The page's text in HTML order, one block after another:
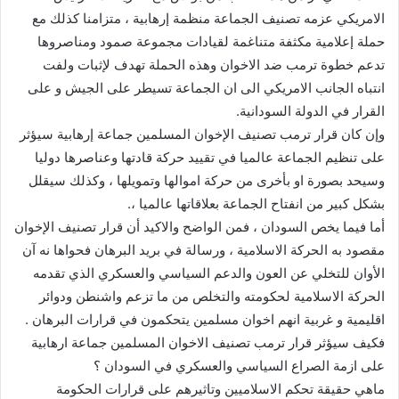
الامريكي عزمه تصنيف الجماعة منظمة إرهابية ، متزامنا كذلك مع
حملة إعلامية مكثفة متناغمة لقيادات مجموعة صمود ومناصروها
تدعم خطوة ترمب ضد الاخوان وهذه الحملة تهدف لإثبات ولفت
انتباه الجانب الامريكي الى ان الجماعة تسيطر على الجيش و على
القرار في الدولة السودانية.
وإن كان قرار ترمب تصنيف الإخوان المسلمين جماعة إرهابية سيؤثر
على تنظيم الجماعة عالميا في تقييد حركة قادتها وعناصرها دوليا
وسيحد بصورة او بأخرى من حركة اموالها وتمويلها ، وكذلك سيقلل
بشكل كبير من انفتاح الجماعة بعلاقاتها عالميا ،.
أما فيما يخص السودان ، فمن الواضح والاكيد أن قرار تصنيف الإخوان
مقصود به الحركة الاسلامية ، ورسالة في بريد البرهان فحواها نه آن
الأوان للتخلي عن العون والدعم السياسي والعسكري الذي تقدمه
الحركة الاسلامية لحكومته والتخلص من ما تزعم واشنطن ودوائر
اقليمية و غربية انهم اخوان مسلمين يتحكمون في قرارات البرهان .
فكيف سيؤثر قرار ترمب تصنيف الاخوان المسلمين جماعة ارهابية
على ازمة الصراع السياسي والعسكري في السودان ؟
ماهي حقيقة تحكم الاسلاميين وتاثيرهم على قرارات الحكومة